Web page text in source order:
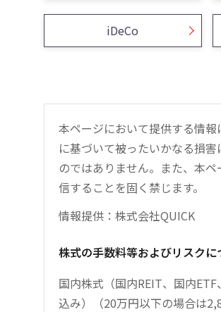
iDeCo
本ページにおいて提供する情
に基づいて被ったいかなる損
のではありません。また、本
信することを固く禁じます。
情報提供：株式会社QUICK
株式の手数料等およびリスクに
国内株式（国内REIT、国内
込み）（20万円以下の場合は